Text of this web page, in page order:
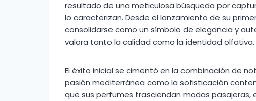
resultado de una meticulosa búsqueda por
lo caracterizan. Desde el lanzamiento de su
consolidarse como un símbolo de elegancia y
valora tanto la calidad como la identidad olfativa.
El éxito inicial se cimentó en la combinación de
pasión mediterránea como la sofisticación
que sus perfumes trasciendan modas